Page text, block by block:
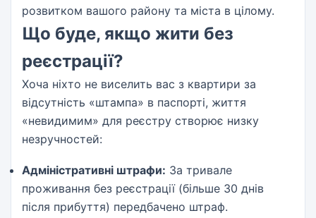
розвитком вашого району та міста в цілому.
Що буде, якщо жити без
реєстрації?
Хоча ніхто не виселить вас з квартири за
відсутність «штампа» в паспорті, життя
«невидимим» для реєстру створює низку
незручностей:
Адміністративні штрафи: За тривале
проживання без реєстрації (більше 30 днів
після прибуття) передбачено штраф.